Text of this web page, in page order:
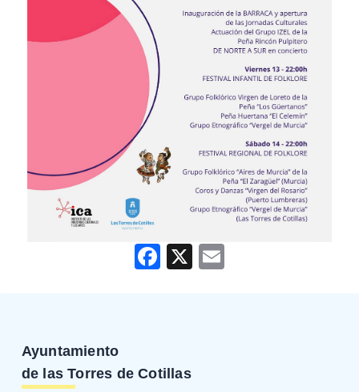
Facebook
X
Ayuntamiento
de las Torres de Cotillas